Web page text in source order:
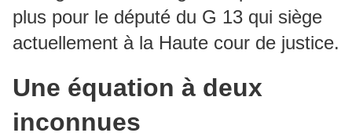
plus pour le député du G 13 qui siège
actuellement à la Haute cour de justice.
Une équation à deux
inconnues